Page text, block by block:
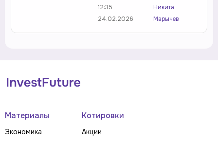
12:35
24.02.2026
Никита
Марычев
Материалы
Экономика
Котировки
Акции